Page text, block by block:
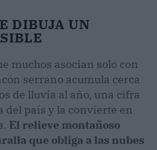
DIBUJA UN
muchos asocian solo con
serrano acumula cerca
de lluvia al año, una cifra
del país y la convierte en
El relieve montañoso
que obliga a las nubes